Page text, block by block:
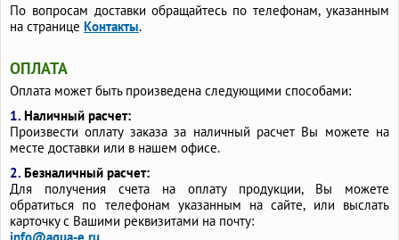
По вопросам доставки обращайтесь по телефонам, указанным
на странице Контакты.
ОПЛАТА
Оплата может быть произведена следующими способами:
1. Наличный расчет:
Произвести оплату заказа за наличный расчет Вы можете на
месте доставки или в нашем офисе.
2. Безналичный расчет:
Для получения счета на оплату продукции, Вы можете
обратиться по телефонам указанным на сайте, или выслать
карточку с Вашими реквизитами на почту:
info@aqua-e.ru